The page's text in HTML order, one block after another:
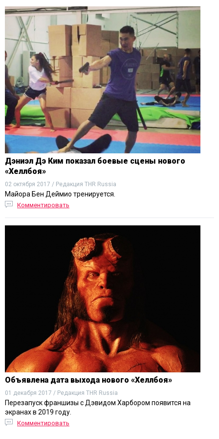
Дэниэл Дэ Ким показал боевые сцены нового
«Хеллбоя»
02 октября 2017 / Редакция THR Russia
Майора Бен Деймио тренируется.
Комментировать
Объявлена дата выхода нового «Хеллбоя»
01 декабря 2017 / Редакция THR Russia
Перезапуск франшизы с Дэвидом Харбором появится на
экранах в 2019 году.
Комментировать